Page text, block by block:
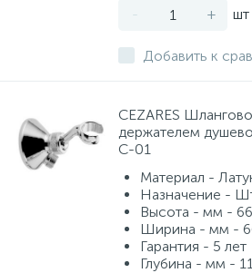
- + шт
Добавить к
CEZARES
держателем
C-01
Материал -
Назначение -
Высота - мм - 66
Ширина - мм -
Гарантия - 5 лет
Глубина - мм -